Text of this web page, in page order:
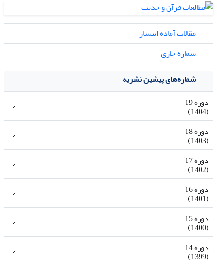
مقالات آماده انتشار
شماره جاری
شماره‌های پیشین نشریه
دوره 19
(1404)
دوره 18
(1403)
دوره 17
(1402)
دوره 16
(1401)
دوره 15
(1400)
دوره 14
(1399)